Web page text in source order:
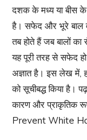
दशक के मध्य या बीस
है। सफेद और भूरे बाल
तब होते हैं जब बालों का
यह पूरी तरह से सफेद
अज्ञात है। इस लेख में,
को सूचीबद्ध किया है।
कारण और प्राकृतिक
Prevent White